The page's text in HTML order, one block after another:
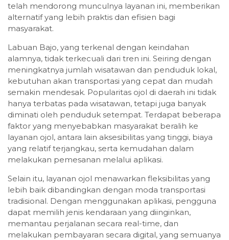
telah mendorong munculnya layanan ini, memberikan
alternatif yang lebih praktis dan efisien bagi
masyarakat.
Labuan Bajo, yang terkenal dengan keindahan
alamnya, tidak terkecuali dari tren ini. Seiring dengan
meningkatnya jumlah wisatawan dan penduduk lokal,
kebutuhan akan transportasi yang cepat dan mudah
semakin mendesak. Popularitas ojol di daerah ini tidak
hanya terbatas pada wisatawan, tetapi juga banyak
diminati oleh penduduk setempat. Terdapat beberapa
faktor yang menyebabkan masyarakat beralih ke
layanan ojol, antara lain aksesibilitas yang tinggi, biaya
yang relatif terjangkau, serta kemudahan dalam
melakukan pemesanan melalui aplikasi.
Selain itu, layanan ojol menawarkan fleksibilitas yang
lebih baik dibandingkan dengan moda transportasi
tradisional. Dengan menggunakan aplikasi, pengguna
dapat memilih jenis kendaraan yang diinginkan,
memantau perjalanan secara real-time, dan
melakukan pembayaran secara digital, yang semuanya